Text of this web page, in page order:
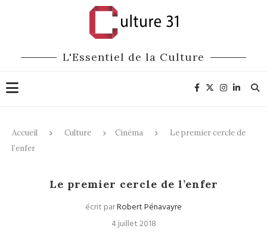
L'Essentiel de la Culture
Accueil Culture Cinéma
Le premier cercle de
l’enfer
Le premier cercle de l’enfer
écrit parRobert Pénavayre
4 juillet 2018